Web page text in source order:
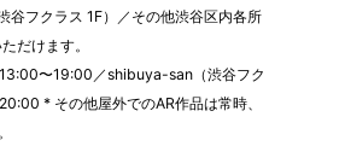
谷フクラス 1F）／その他渋谷区内各所
だけます。
〜19:00／shibuya-san（渋谷フク
* その他屋外でのAR作品は常時、